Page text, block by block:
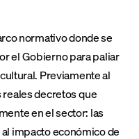
normativo donde se
el Gobierno para paliar
Previamente al
decretos que
en el sector: las
impacto económico de